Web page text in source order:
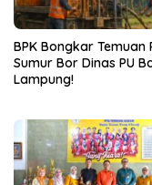
BPK Bongkar Temuan
Sumur Bor Dinas PU
Lampung!